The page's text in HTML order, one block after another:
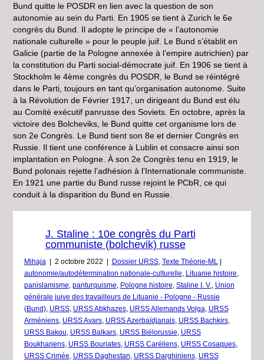
Bund quitte le POSDR en lien avec la question de son
autonomie au sein du Parti. En 1905 se tient à Zurich le 6e
congrès du Bund. Il adopte le principe de « l’autonomie
nationale culturelle » pour le peuple juif. Le Bund s’établit en
Galicie (partie de la Pologne annexée à l’empire autrichien) par
la constitution du Parti social-démocrate juif. En 1906 se tient à
Stockholm le 4ème congrès du POSDR, le Bund se réintégré
dans le Parti, toujours en tant qu’organisation autonome. Suite
à la Révolution de Février 1917, un dirigeant du Bund est élu
au Comité exécutif panrusse des Soviets. En octobre, après la
victoire des Bolcheviks, le Bund quitte cet organisme lors de
son 2e Congrès. Le Bund tient son 8e et dernier Congrès en
Russie. Il tient une conférence à Lublin et consacre ainsi son
implantation en Pologne. À son 2e Congrès tenu en 1919, le
Bund polonais rejette l’adhésion à l’Internationale communiste.
En 1921 une partie du Bund russe rejoint le PCbR, ce qui
conduit à la disparition du Bund en Russie.
J. Staline : 10e congrès du Parti
communiste (bolchevik) russe
Mihaja 2 octobre 2022 Dossier URSS, Texte Théorie-ML
autonomie/autodétermination nationale-culturelle
Lituanie histoire
panislamisme panturquisme Pologne histoire Staline I. V.
Union
générale juive des travailleurs de Lituanie - Pologne - Russie
(Bund), URSS, URSS Abkhazes, URSS Allemands Volga
URSS
Arméniens, URSS Avars, URSS Azerbaïdjanais, URSS Bachkirs,
URSS Bakou
URSS Balkars, URSS Biélorussie
URSS
Boukhariens, URSS Bouriates, URSS Caréliens, URSS Cosaques,
URSS Crimée
URSS Daghestan URSS Darghiniens, URSS